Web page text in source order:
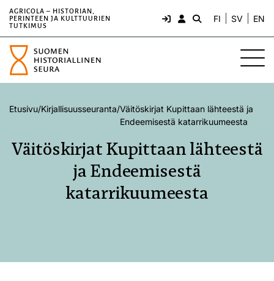
AGRICOLA – HISTORIAN,
PERINTEEN JA KULTTUURIEN
TUTKIMUS
FI SV EN
Etusivu/Kirjallisuusseuranta/Väitöskirjat Kupittaan lähteestä ja
Endeemisestä katarrikuumeesta
Väitöskirjat Kupittaan lähteestä
ja Endeemisestä
katarrikuumeesta